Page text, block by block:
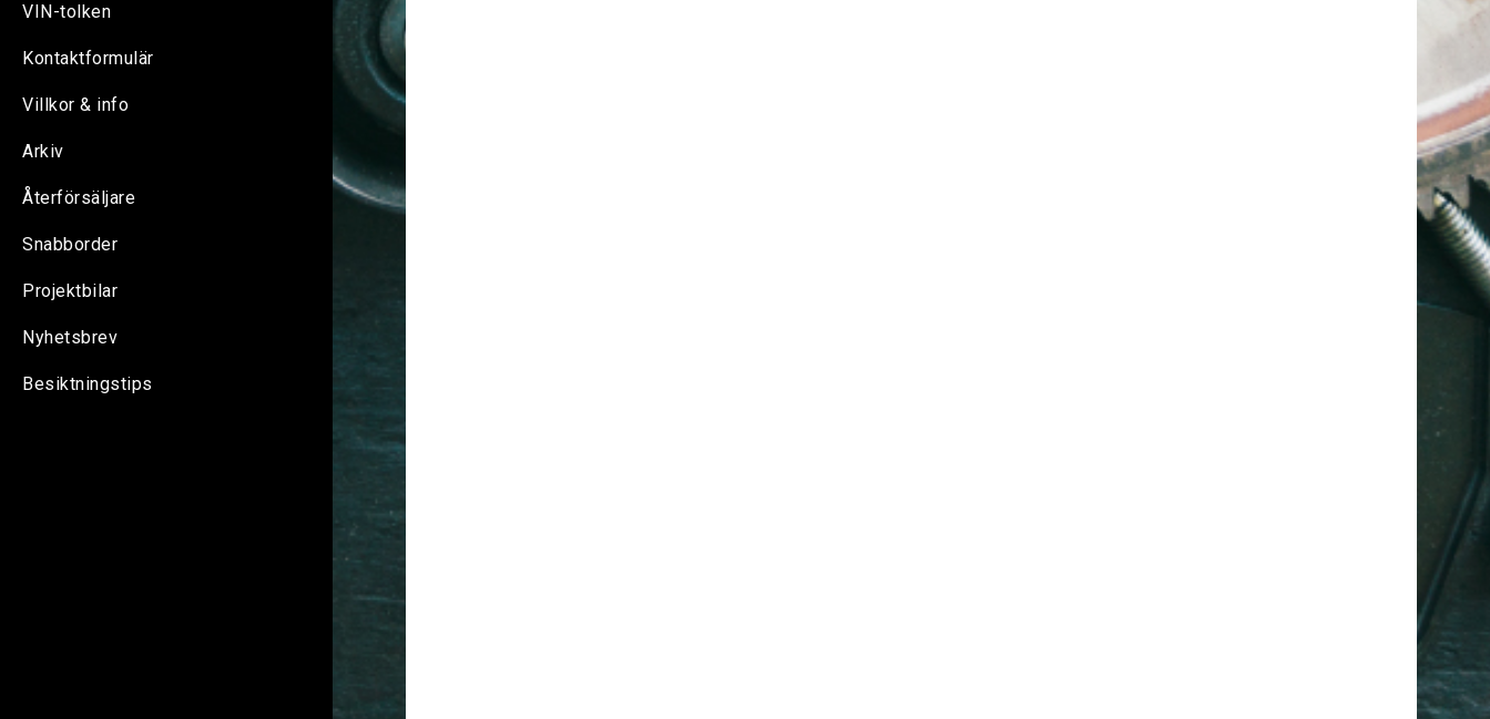
VIN-tolken
Kontaktformulär
Villkor & info
Arkiv
Återförsäljare
Snabborder
Projektbilar
Nyhetsbrev
Besiktningstips